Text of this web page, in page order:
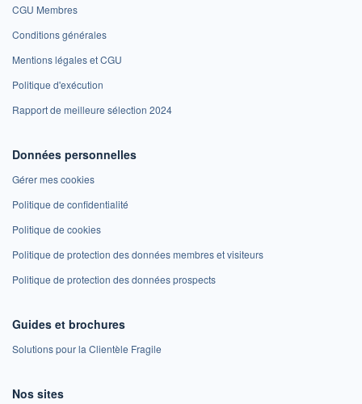
CGU Membres
Conditions générales
Mentions légales et CGU
Politique d'exécution
Rapport de meilleure sélection 2024
Données personnelles
Gérer mes cookies
Politique de confidentialité
Politique de cookies
Politique de protection des données membres et visiteurs
Politique de protection des données prospects
Guides et brochures
Solutions pour la Clientèle Fragile
Nos sites